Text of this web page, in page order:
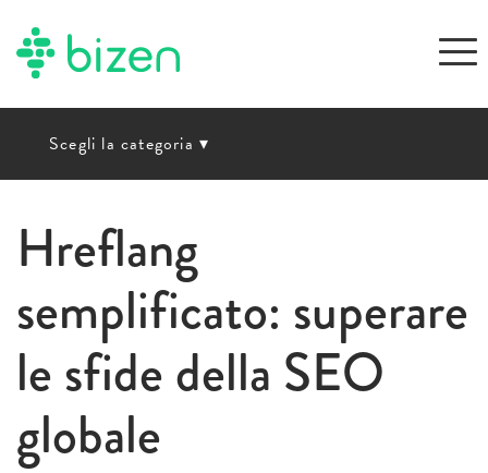
Scegli la categoria ▾
Hreflang
semplificato: superare
le sfide della SEO
globale